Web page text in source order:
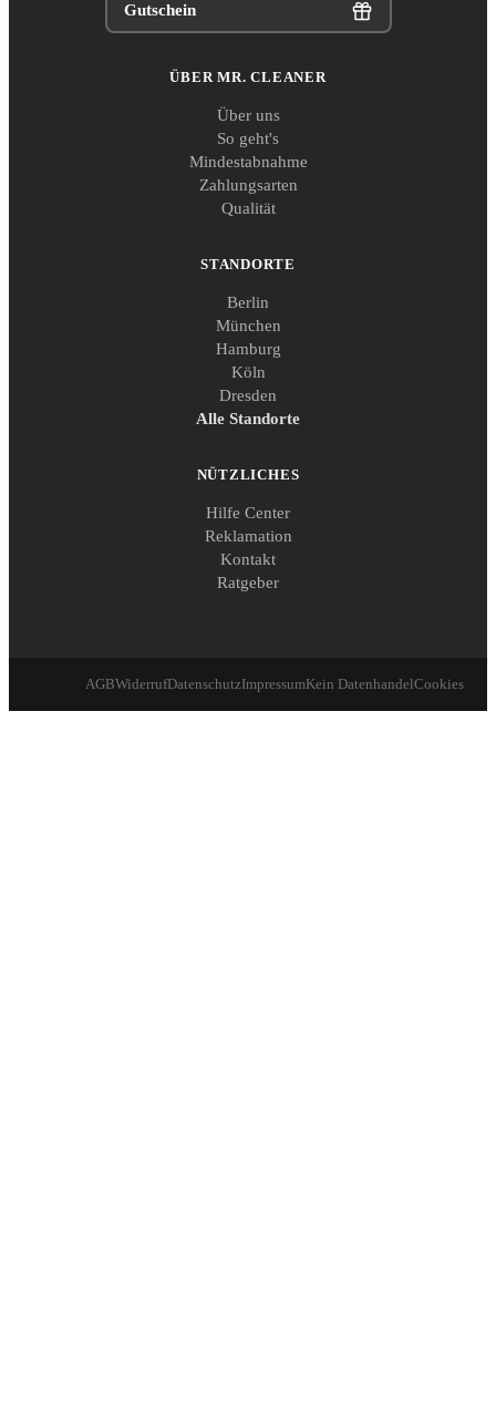
Gutschein
ÜBER MR. CLEANER
Über uns
So geht's
Mindestabnahme
Zahlungsarten
Qualität
STANDORTE
Berlin
München
Hamburg
Köln
Dresden
Alle Standorte
NÜTZLICHES
Hilfe Center
Reklamation
Kontakt
Ratgeber
AGBWiderrufDatenschutzImpressumKein DatenhandelCookies